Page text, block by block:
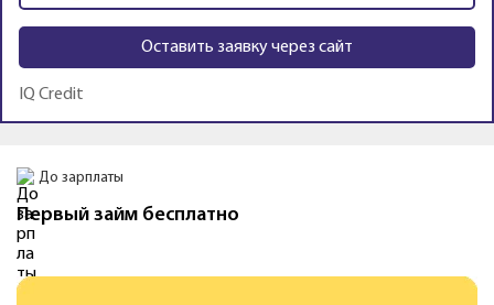
Оставить заявку через сайт
IQ Credit
Fin5
Займы в Fin5